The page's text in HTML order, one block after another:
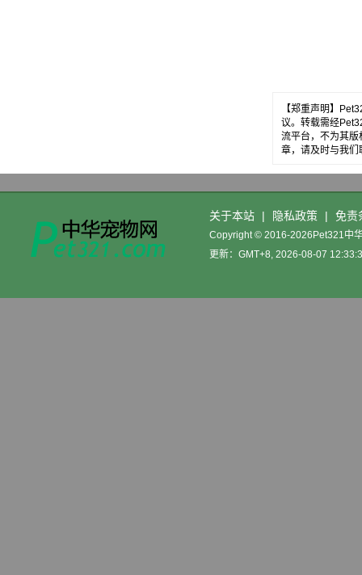
【郑重声明】
议。转载需经
流平台，不为其
章，请及时与我
关于本站 | 隐私政策 | 免责
Copyright © 2016-2026Pet321中
更新：GMT+8, 2026-08-07